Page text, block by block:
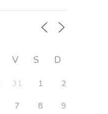
V S D
31 1
2
7 8
9